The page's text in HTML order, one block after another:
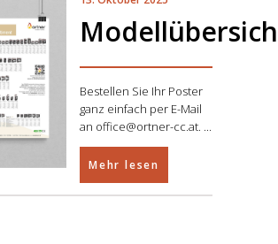
Bestellen Sie Ihr Poster
ganz einfach per E-Mail
an office@ortner-cc.at.
Mehr lesen